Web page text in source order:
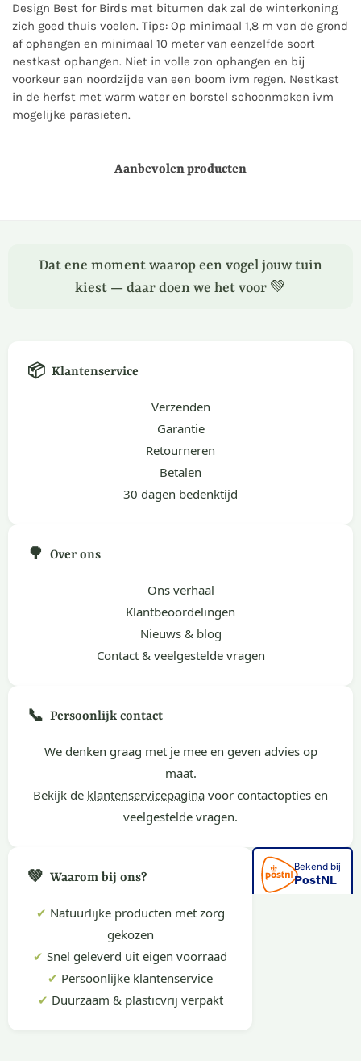
Design Best for Birds met bitumen dak zal de winterkoning
zich goed thuis voelen. Tips: Op minimaal 1,8 m van de grond
af ophangen en minimaal 10 meter van eenzelfde soort
nestkast ophangen. Niet in volle zon ophangen en bij
voorkeur aan noordzijde van een boom ivm regen. Nestkast
in de herfst met warm water en borstel schoonmaken ivm
mogelijke parasieten.
Aanbevolen producten
Dat ene moment waarop een vogel jouw tuin
kiest — daar doen we het voor 💚
📦 Klantenservice
Verzenden
Garantie
Retourneren
Betalen
30 dagen bedenktijd
🌳 Over ons
Ons verhaal
Klantbeoordelingen
Nieuws & blog
Contact & veelgestelde vragen
📞 Persoonlijk contact
We denken graag met je mee en geven advies op
maat.
Bekijk de klantenservicepagina voor contactopties en
veelgestelde vragen.
💚 Waarom bij ons?
✔ Natuurlijke producten met zorg
gekozen
✔ Snel geleverd uit eigen voorraad
✔ Persoonlijke klantenservice
✔ Duurzaam & plasticvrij verpakt